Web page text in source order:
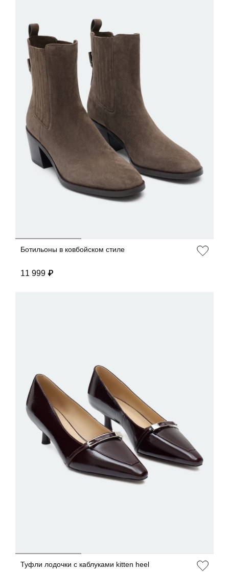
ДОБАВИТЬ В КОРЗИНУ
36
39 40
ДОБАВИТЬ В КОРЗИНУ
Ботильоны в ковбойском стиле
11 999 ₽
Туфли лодочки с каблуками kitten heel